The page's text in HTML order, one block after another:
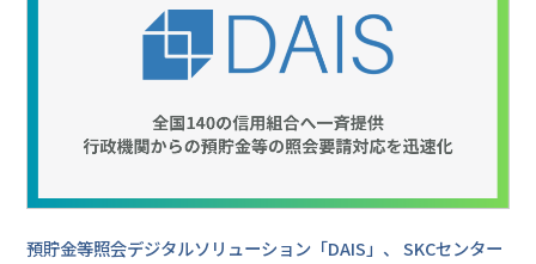
預貯金等照会デジタルソリューション「DAIS」、 SKCセンター